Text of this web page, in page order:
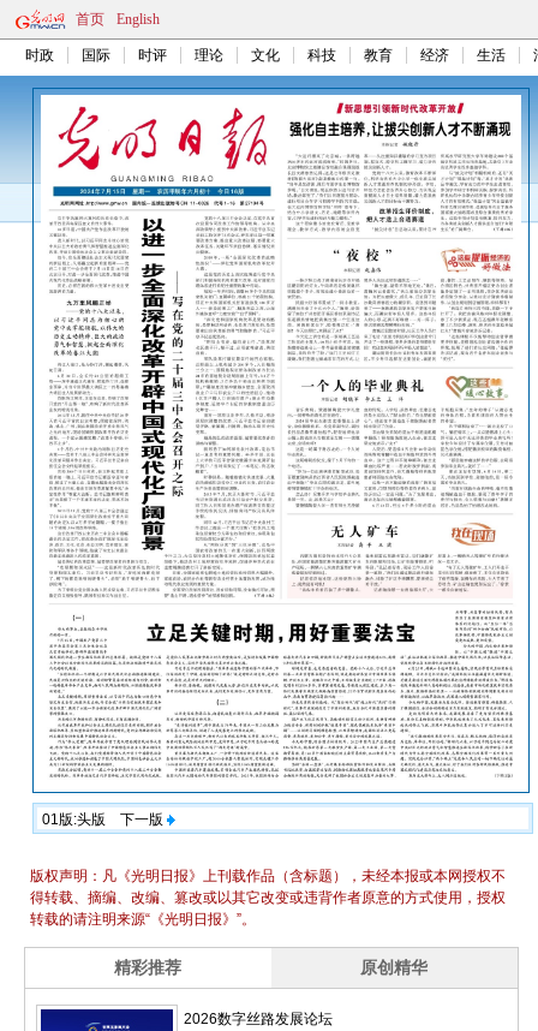
首页 English
时政 国际 时评 理论 文化 科技 教育 经济 生活
01版:头版 下一版